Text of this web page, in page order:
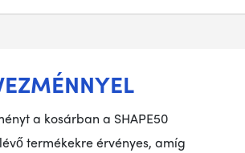
a kosárban a SHAPE50
termékekre érvényes, amíg